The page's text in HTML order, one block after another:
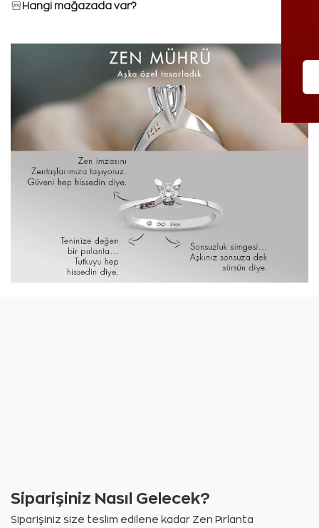
Hangi mağazada var?
Siparişiniz Nasıl Gelecek?
Siparişiniz size teslim edilene kadar Zen Pırlanta